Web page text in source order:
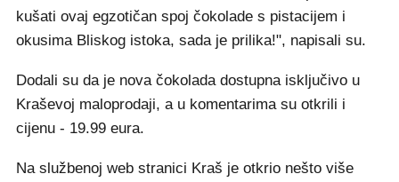
kušati ovaj egzotičan spoj čokolade s pistacijem i
okusima Bliskog istoka, sada je prilika!", napisali su.
Dodali su da je nova čokolada dostupna isključivo u
Kraševoj maloprodaji, a u komentarima su otkrili i
cijenu - 19.99 eura.
Na službenoj web stranici Kraš je otkrio nešto više